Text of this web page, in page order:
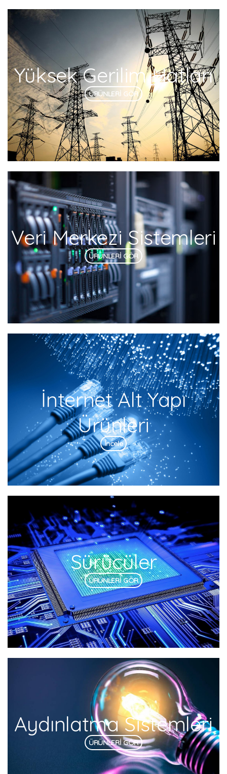
Yüksek Gerilim Hatları
ÜRÜNLERİ GÖR
Veri Merkezi Sistemleri
ÜRÜNLERİ GÖR
İnternet Alt Yapı
Ürünleri
İncele
Sürücüler
ÜRÜNLERİ GÖR
Aydınlatma Sistemleri
ÜRÜNLERİ GÖR